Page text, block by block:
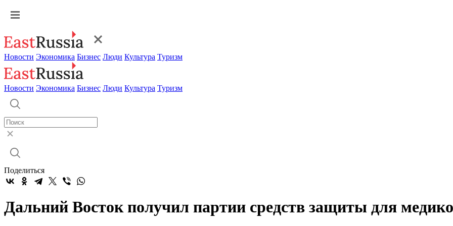
Новости Экономика Бизнес Люди Культура Туризм
Новости Экономика Бизнес Люди Культура Туризм
Поделиться
Дальний Восток получил партии средств защиты для